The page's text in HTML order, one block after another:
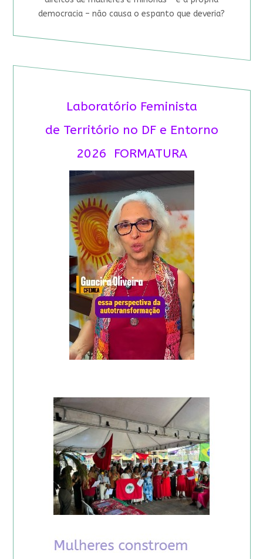
democracia – não causa o espanto que deveria?
Laboratório Feminista
de Território no DF e Entorno
2026 FORMATURA